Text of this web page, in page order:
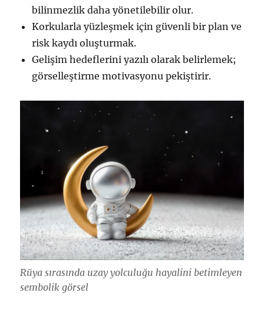
bilinmezlik daha yönetilebilir olur.
Korkularla yüzleşmek için güvenli bir plan ve
risk kaydı oluşturmak.
Gelişim hedeflerini yazılı olarak belirlemek;
görselleştirme motivasyonu pekiştirir.
Rüya sırasında uzay yolculuğu hayalini betimleyen
sembolik görsel